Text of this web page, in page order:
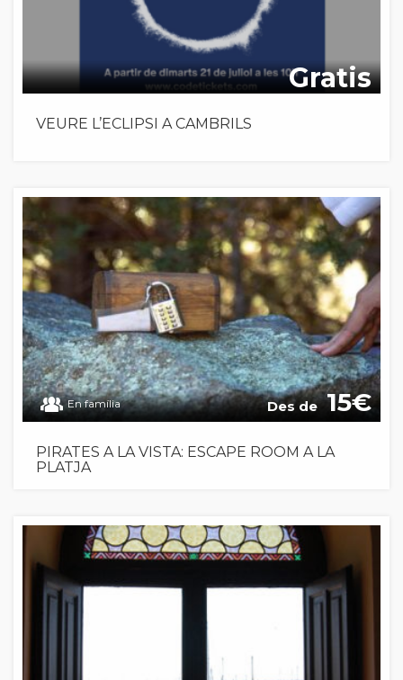
Gratis
VEURE L’ECLIPSI A CAMBRILS
En família Des de 15
PIRATES A LA VISTA: ESCAPE ROOM A LA
PLATJA